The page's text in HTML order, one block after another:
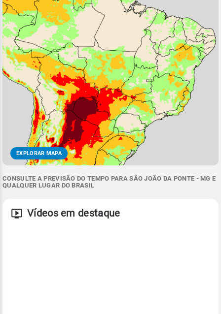
EXPLORAR MAPA
CONSULTE A PREVISÃO DO TEMPO PARA SÃO JOÃO DA PONTE - MG E
QUALQUER LUGAR DO BRASIL
Vídeos em destaque